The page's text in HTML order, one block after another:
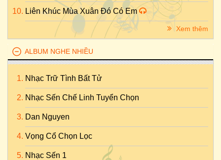
Liên Khúc Mùa Xuân Đó Có Em
Xem thêm
ALBUM NGHE NHIỀU
Nhạc Trữ Tình Bất Tử
Nhạc Sến Chế Linh Tuyển Chọn
Dan Nguyen
Vọng Cổ Chọn Lọc
Nhạc Sến 1